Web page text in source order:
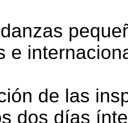
e
de las
dos días